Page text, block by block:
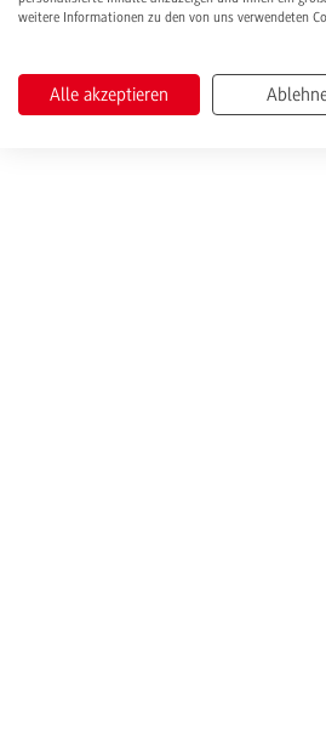
weitere Informationen zu den von uns verwendeten
Alle akzeptieren